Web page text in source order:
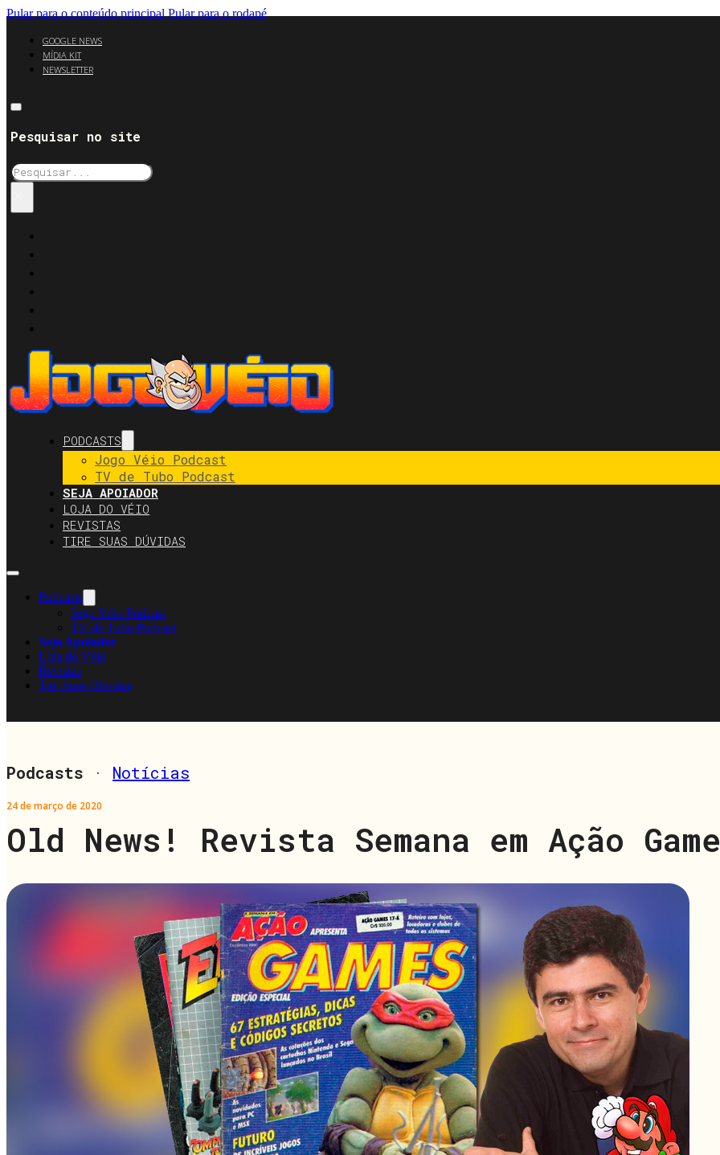
Pular para o conteúdo principal Pular para o rodapé
GOOGLE NEWS
MÍDIA KIT
NEWSLETTER
Pesquisar no site
Pesquisar
PODCASTS
Jogo Véio Podcast
TV de Tubo Podcast
SEJA APOIADOR
LOJA DO VÉIO
REVISTAS
TIRE SUAS DÚVIDAS
Podcasts
Jogo Véio Podcast
TV de Tubo Podcast
Seja Apoiador
Loja do Véio
Revistas
Tire Suas Dúvidas
Podcasts · Notícias
24 de março de 2020
Old News! Revista Semana em Ação